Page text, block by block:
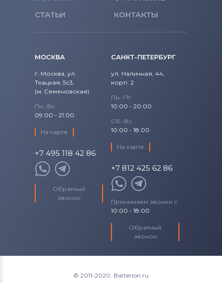
Вентиляторы (кулеры)iRu
Вентиляторы (кулеры)Toshiba
Вентиляторы (кулеры)Acer
Вентиляторы (кулеры)
Универсальный
Вентиляторы (кулеры)
Вентиляторы (кулеры)
Вентиляторы (кулеры)Casper
СТАТЬИ
КОНТАКТЫ
МОСКВА
г. Москва, ул.
Ткацкая, 5с3,
(м. Семеновская)
Пн.-Вс.
09:00 - 21:00
На карте
+7 495 118 42 86
Обратный
звонок
САНКТ-ПЕТЕРБУРГ
ул. Наличная, 44,
корп. 2
Пн.-Пт.
10:00 - 20:00
Сб.-Вс.
10:00 - 18:00
На карте
+7 812 425 62 86
Принимаем звонки с
10:00 - 18:00
Обратный
звонок
© 2011-2020. Batterion.ru